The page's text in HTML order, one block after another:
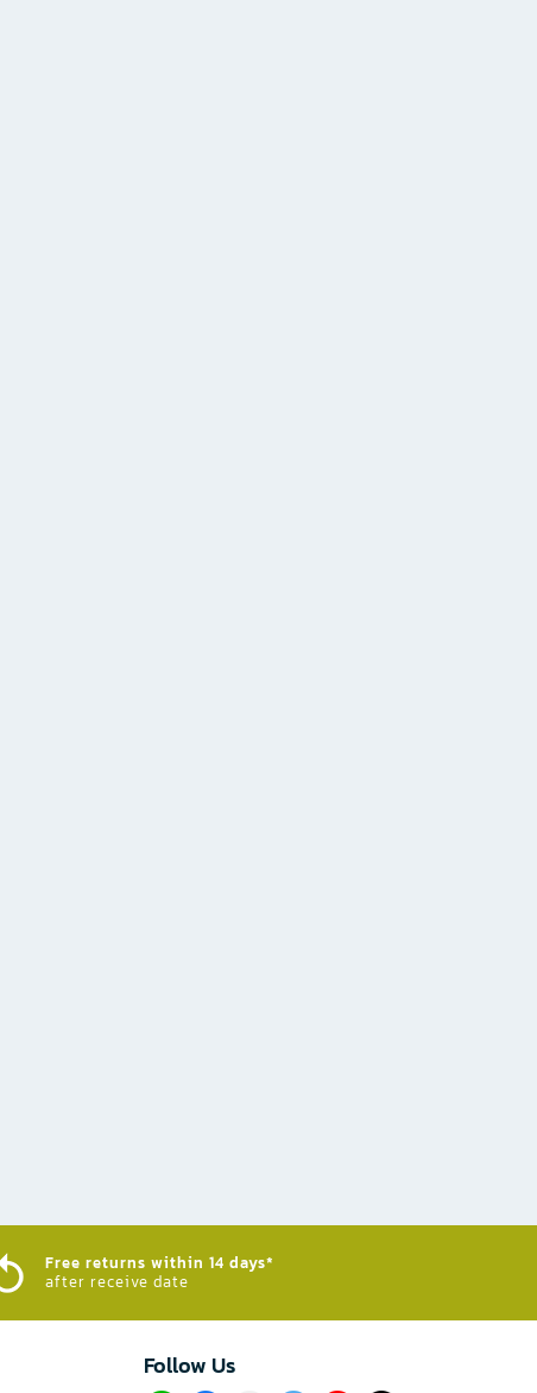
Free returns within 14 days*
after receive date
Follow Us​